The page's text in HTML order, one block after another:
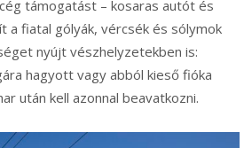
támogatást – kosaras autót és
a fiatal gólyák, vércsék és sólymok
nyújt vészhelyzetekben is:
hagyott vagy abból kieső fióka
után kell azonnal beavatkozni.